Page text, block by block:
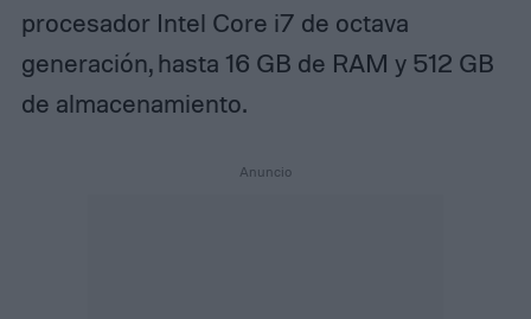
procesador Intel Core i7 de octava
generación, hasta 16 GB de RAM y 512 GB
de almacenamiento.